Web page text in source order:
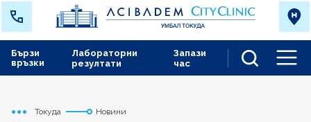
Лабораторни
резултати
Запази
час
Бързи
връзки
Начало
Токуда Новини